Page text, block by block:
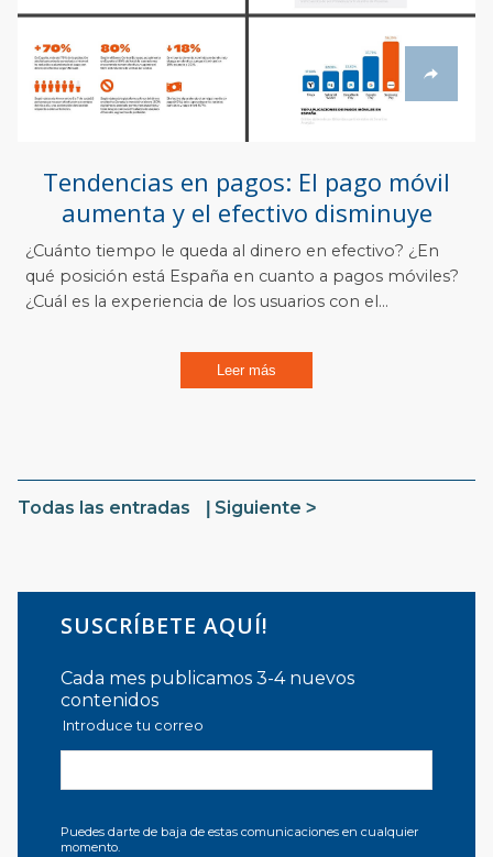
Tendencias en pagos: El pago móvil
aumenta y el efectivo disminuye
¿Cuánto tiempo le queda al dinero en efectivo? ¿En
qué posición está España en cuanto a pagos móviles?
¿Cuál es la experiencia de los usuarios con el...
Leer más
Todas las entradas Siguiente
SUSCRÍBETE AQUÍ!
Cada mes publicamos 3-4 nuevos
contenidos
Introduce tu correo
Puedes darte de baja de estas comunicaciones en cualquier
momento.